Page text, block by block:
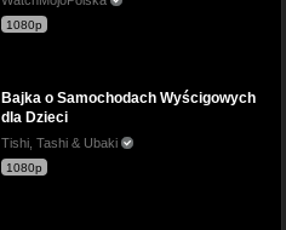
1080p
Bajka o Samochodach Wyścigowych
dla Dzieci
Tishi, Tashi & Ubaki
1080p